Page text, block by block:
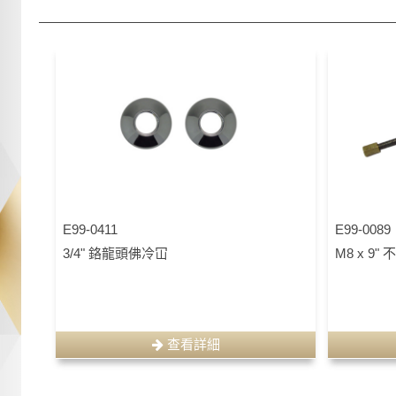
E99-0411
3/4" 鉻龍頭佛冷冚
查看詳細
E99-0089
M8 x 9"